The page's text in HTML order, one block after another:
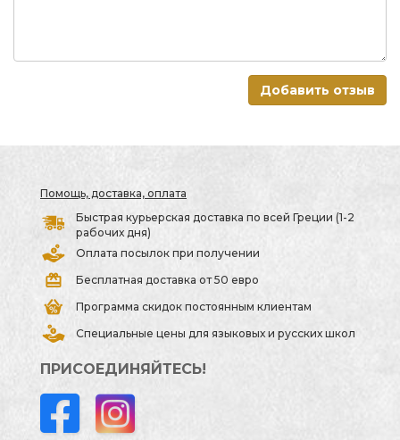
Добавить отзыв
Помощь, доставка, оплата
Быстрая курьерская доставка по всей Греции (1-2
рабочих дня)
Оплата посылок при получении
Бесплатная доставка от 50 евро
Программа скидок постоянным клиентам
Специальные цены для языковых и русских школ
ПРИСОЕДИНЯЙТЕСЬ!